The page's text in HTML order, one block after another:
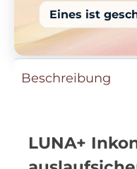
Eines ist
Beschreibung
LUNA+